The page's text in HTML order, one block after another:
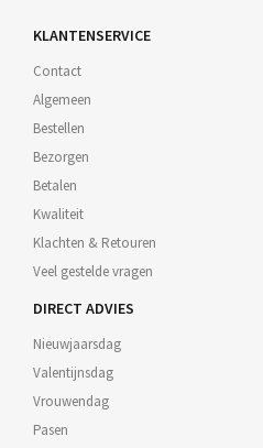
KLANTENSERVICE
Contact
Algemeen
Bestellen
Bezorgen
Betalen
Kwaliteit
Klachten & Retouren
Veel gestelde vragen
DIRECT ADVIES
Nieuwjaarsdag
Valentijnsdag
Vrouwendag
Pasen